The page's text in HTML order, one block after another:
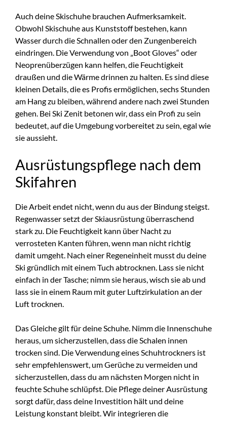
Auch deine Skischuhe brauchen Aufmerksamkeit.
Obwohl Skischuhe aus Kunststoff bestehen, kann
Wasser durch die Schnallen oder den Zungenbereich
eindringen. Die Verwendung von „Boot Gloves“ oder
Neoprenüberzügen kann helfen, die Feuchtigkeit
draußen und die Wärme drinnen zu halten. Es sind diese
kleinen Details, die es Profis ermöglichen, sechs Stunden
am Hang zu bleiben, während andere nach zwei Stunden
gehen. Bei Ski Zenit betonen wir, dass ein Profi zu sein
bedeutet, auf die Umgebung vorbereitet zu sein, egal wie
sie aussieht.
Ausrüstungspflege nach dem
Skifahren
Die Arbeit endet nicht, wenn du aus der Bindung steigst.
Regenwasser setzt der Skiausrüstung überraschend
stark zu. Die Feuchtigkeit kann über Nacht zu
verrosteten Kanten führen, wenn man nicht richtig
damit umgeht. Nach einer Regeneinheit musst du deine
Ski gründlich mit einem Tuch abtrocknen. Lass sie nicht
einfach in der Tasche; nimm sie heraus, wisch sie ab und
lass sie in einem Raum mit guter Luftzirkulation an der
Luft trocknen.
Das Gleiche gilt für deine Schuhe. Nimm die Innenschuhe
heraus, um sicherzustellen, dass die Schalen innen
trocken sind. Die Verwendung eines Schuhtrockners ist
sehr empfehlenswert, um Gerüche zu vermeiden und
sicherzustellen, dass du am nächsten Morgen nicht in
feuchte Schuhe schlüpfst. Die Pflege deiner Ausrüstung
sorgt dafür, dass deine Investition hält und deine
Leistung konstant bleibt. Wir integrieren die